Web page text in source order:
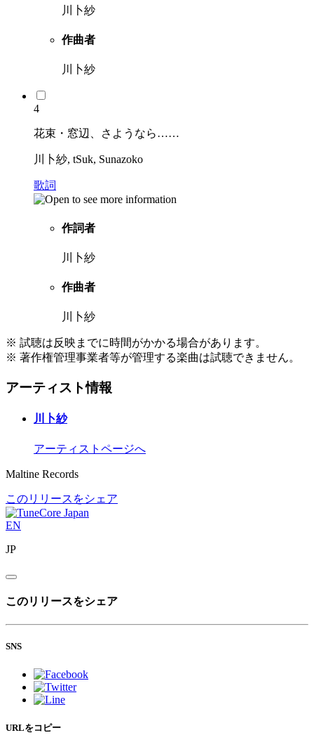
川卜紗
作曲者
川卜紗
4
花束・窓辺、さようなら……
川卜紗, tSuk, Sunazoko
歌詞
作詞者
川卜紗
作曲者
川卜紗
※ 試聴は反映までに時間がかかる場合があります。
※ 著作権管理事業者等が管理する楽曲は試聴できません。
アーティスト情報
川卜紗
アーティストページへ
Maltine Records
このリリースをシェア
EN
JP
このリリースをシェア
SNS
URLをコピー